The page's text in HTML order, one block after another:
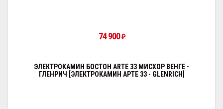
74 900 ₽
ЭЛЕКТРОКАМИН БОСТОН ARTE 33 МИСХОР ВЕНГЕ -
ГЛЕНРИЧ [ЭЛЕКТРОКАМИН АРТЕ 33 - GLENRICH]